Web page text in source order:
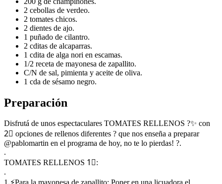
2 cebollas de verdeo.
2 tomates chicos.
2 dientes de ajo.
1 puñado de cilantro.
2 cditas de alcaparras.
1 cdita de alga nori en escamas.
1/2 receta de mayonesa de zapallito.
C/N de sal, pimienta y aceite de oliva.
1 cda de sésamo negro.
Preparación
Disfrutá de unos espectaculares TOMATES RELLENOS ?✨ con
2⃣ opciones de rellenos diferentes ? que nos enseña a preparar
@pablomartin en el programa de hoy, no te lo pierdas! ?.
.
TOMATES RELLENOS 1⃣:
.